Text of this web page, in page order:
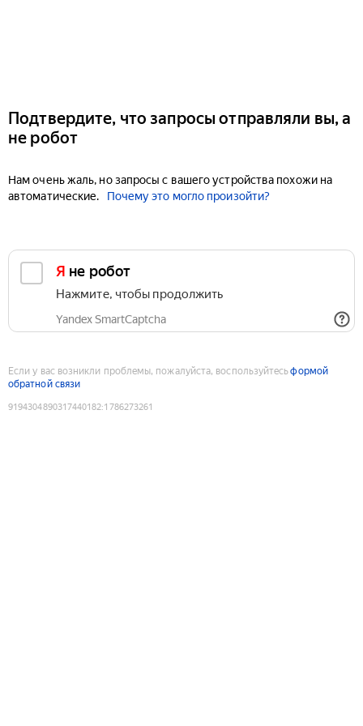
Подтвердите, что запросы отправляли вы, а
не робот
Нам очень жаль, но запросы с вашего устройства похожи на
автоматические.
Почему это могло произойти?
Я не робот
Нажмите, чтобы продолжить
Yandex SmartCaptcha
Если у вас возникли проблемы, пожалуйста, воспользуйтесьформой
обратной связи
9194304890317440182:1786273261